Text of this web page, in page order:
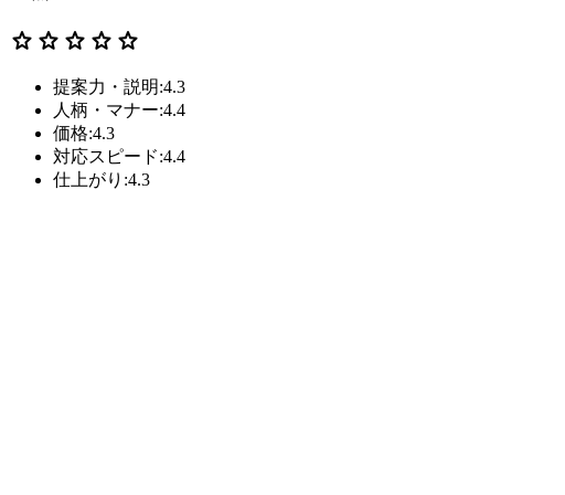
star star star star star
提案力・説明:4.3
人柄・マナー:4.4
価格:4.3
対応スピード:4.4
仕上がり:4.3